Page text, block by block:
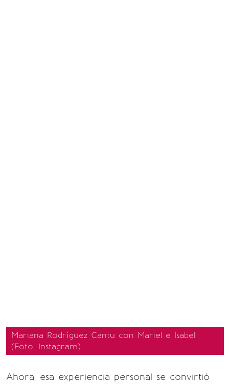
Mariana Rodríguez Cantu con Mariel e Isabel.
(Foto: Instagram)
Ahora, esa experiencia personal se convirtió